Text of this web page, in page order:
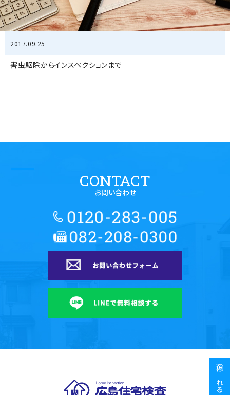
2017.09.25
害虫駆除からインスペクションまで
CONTACT
お問い合わせ
広島住宅検査